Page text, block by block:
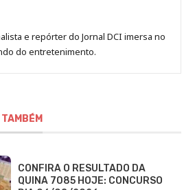
e repórter do Jornal DCI imersa no
do entretenimento.
CONFIRA O RESULTADO DA
QUINA 7085 HOJE: CONCURSO